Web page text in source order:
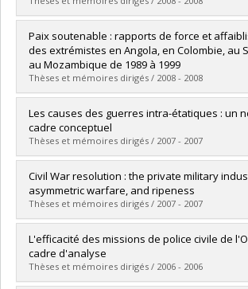
Lien vers le document dans Papyrus
Diplômé(e) :Rose, Lauren
Cycle :Maîtrise
Diplôme obtenu : M. Sc.
Lien vers le document dans Papyrus
Paix soutenable : rapports de force et
des extrémistes en Angola, en Colombie, au
au Mozambique de 1989 à 1999
Thèses et mémoires dirigés / 2008 - 2008
Diplômé(e) :Chinchilla, Fernando A.
Cycle :Doctorat
Diplôme obtenu :Ph. D.
Lien vers le document dans Papyrus
Les causes des guerres intra-étatiques : un
cadre conceptuel
Thèses et mémoires dirigés / 2007 - 2007
Diplômé(e) :Pellerin, Brian
Cycle :Maîtrise
Diplôme obtenu :M. Sc.
Lien vers le document dans Papyrus
Civil War resolution : the private military
asymmetric warfare, and ripeness
Thèses et mémoires dirigés / 2007 - 2007
Diplômé(e) :Bode, Daisy-Ivy
Cycle :Maîtrise
Diplôme obtenu :M. Sc.
Lien vers le document dans Papyrus
L'efficacité des missions de police civile de
cadre d'analyse
Thèses et mémoires dirigés / 2006 - 2006